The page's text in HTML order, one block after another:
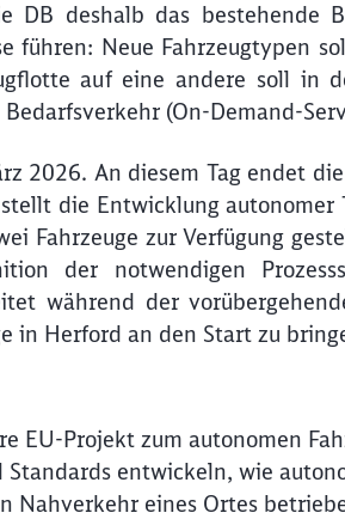
DB deshalb das bestehende
Neue Fahrzeugtypen
auf eine andere soll in
(On-Demand-
2026. An diesem Tag endet
die Entwicklung autonomer
Fahrzeuge zur Verfügung
der notwendigen
während der
in Herford an den Start zu
EU-Projekt zum autonomen
entwickeln, wie
Nahverkehr eines Ortes
Abbrechen